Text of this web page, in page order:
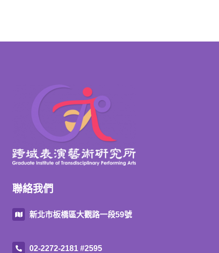
聯絡我們
新北市板橋區大觀路一段59號
02-2272-2181 #2595